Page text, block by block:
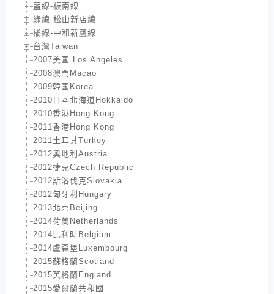
藍線-板南線
綠線-松山新店線
橘線-中和新蘆線
台灣Taiwan
2007美國 Los Angeles
2008澳門Macao
2009韓國Korea
2010日本北海道Hokkaido
2010香港Hong Kong
2011香港Hong Kong
2011土耳其Turkey
2012奧地利Austria
2012捷克Czech Republic
2012斯洛伐克Slovakia
2012匈牙利Hungary
2013北京Beijing
2014荷蘭Netherlands
2014比利時Belgium
2014盧森堡Luxembourg
2015蘇格蘭Scotland
2015英格蘭England
2015愛爾蘭共和國